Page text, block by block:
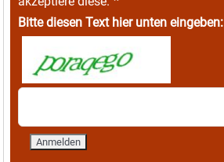
Bitte diesen Text hier unten eingeben: